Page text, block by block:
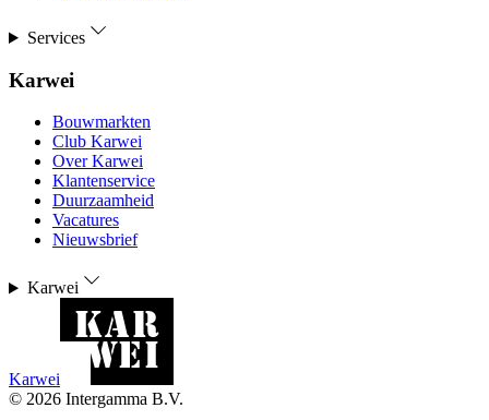
Services
Karwei
Bouwmarkten
Club Karwei
Over Karwei
Klantenservice
Duurzaamheid
Vacatures
Nieuwsbrief
Karwei
Karwei
© 2026 Intergamma B.V.